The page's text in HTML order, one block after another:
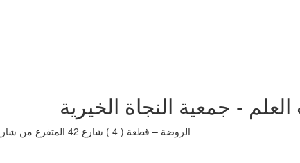
- جمعية النجاة الخيرية
الروضة – قطعة ( 4 ) شارع 42 المتفرع من شارع أبو موسى الأشعري منزل رقم 15